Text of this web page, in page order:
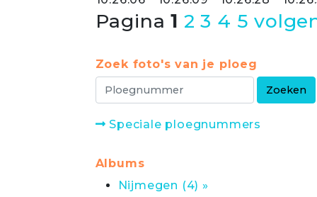
Pagina1 2 3 4 5
Zoek foto's van je ploeg
Speciale ploegnummers
Albums
Nijmegen (4) »